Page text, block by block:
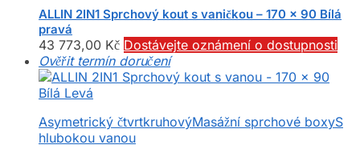
ALLIN 2IN1 Sprchový kout s vaničkou – 170 x 90 Bílá
pravá
43 773,00 Kč Dostávejte oznámení o dostupnosti
Ověřit termín doručení
Asymetrický čtvrtkruhovýMasážní sprchové boxyS
hlubokou vanou